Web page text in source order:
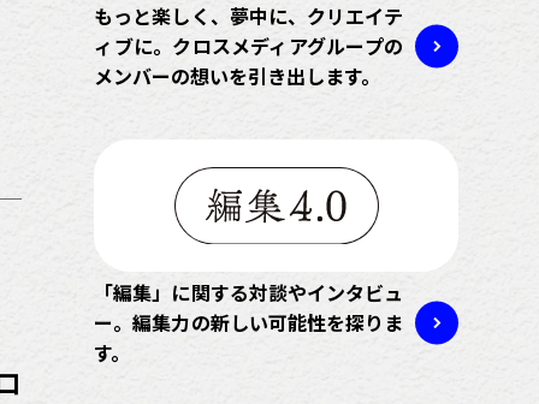
もっと楽しく、夢中に、クリエイテ
ィブに。クロスメディアグループの
メンバーの想いを引き出します。
「編集」に関する対談やインタビュ
ー。編集力の新しい可能性を探りま
す。